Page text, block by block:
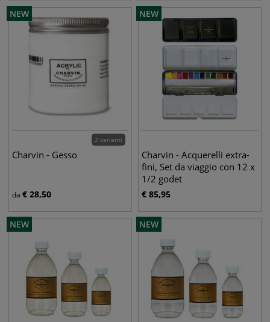
NEW
2 varianti
Charvin - Gesso
da € 28,50
NEW
Charvin - Acquerelli extra-
fini, Set da viaggio con 12 x
1/2 godet
€ 85,95
NEW NEW